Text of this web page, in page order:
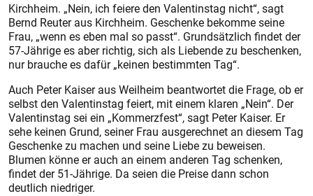
Kirchheim. „Nein, ich feiere den Valentinstag nicht“, sagt
Bernd Reuter aus Kirchheim. Geschenke bekomme seine
Frau, „wenn es eben mal so passt“. Grundsätzlich findet der
57-Jährige es aber richtig, sich als Liebende zu beschenken,
nur brauche es dafür „keinen bestimmten Tag“.
Auch Peter Kaiser aus Weilheim beantwortet die Frage, ob er
selbst den Valentinstag feiert, mit einem klaren „Nein“. Der
Valentinstag sei ein „Kommerzfest“, sagt Peter Kaiser. Er
sehe keinen Grund, seiner Frau ausgerechnet an diesem Tag
Geschenke zu machen und seine Liebe zu beweisen.
Blumen könne er auch an einem anderen Tag schenken,
findet der 51-Jährige. Da seien die Preise dann schon
deutlich niedriger.